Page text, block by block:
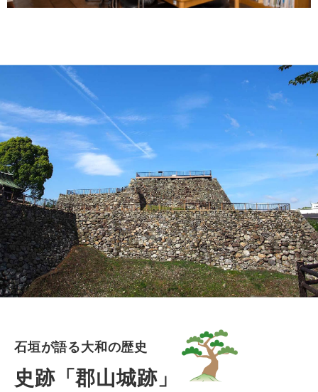
石垣が語る大和の歴史
史跡「郡山城跡」